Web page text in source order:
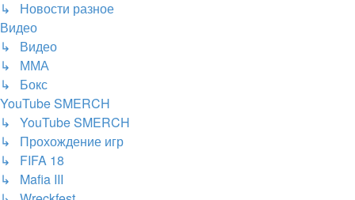
↳ Новости разное
Видео
↳ Видео
↳ ММА
↳ Бокс
YouTube SMERCH
↳ YouTube SMERCH
↳ Прохождение игр
↳ FIFA 18
↳ Mafia III